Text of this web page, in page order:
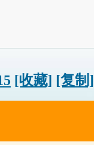
[收藏] [复制]